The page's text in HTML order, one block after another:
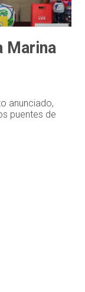
Marina
anunciado,
puentes de